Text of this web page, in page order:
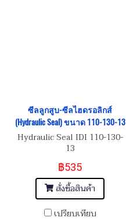
ซีลลูกสูบ-ซีลไฮดรอลิกส์
(Hydraulic Seal) ขนาด 110-130-13
Hydraulic Seal IDI 110-130-
13
฿535
สั่งซื้อสินค้า
เปรียบเทียบ